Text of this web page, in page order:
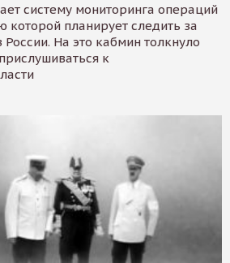
систему мониторинга операций
планирует следить за
России. На это кабмин толкнуло
к